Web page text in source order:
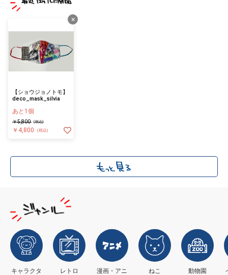
×
【ショウジョノトモ】
deco_mask_silvia
あと1個
￥5,800 (税込)
￥4,800 (税込)
キャラクタ
レトロ
漫画・アニ
ねこ 動物園